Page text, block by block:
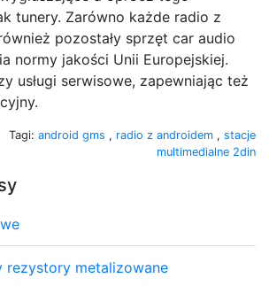
tunery. Zarówno każde radio z
pozostały sprzęt car audio
normy jakości Unii Europejskiej.
usługi serwisowe, zapewniając też
Tagi: android gms , radio z androidem , stacje
multimedialne 2din
rezystory metalizowane